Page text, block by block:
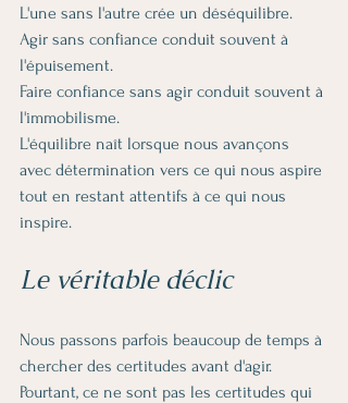
L'une sans l'autre crée un déséquilibre.
Agir sans confiance conduit souvent à
l'épuisement.
Faire confiance sans agir conduit souvent à
l'immobilisme.
L'équilibre naît lorsque nous avançons
avec détermination vers ce qui nous aspire
tout en restant attentifs à ce qui nous
inspire.
Le véritable déclic
Nous passons parfois beaucoup de temps à
chercher des certitudes avant d'agir.
Pourtant, ce ne sont pas les certitudes qui